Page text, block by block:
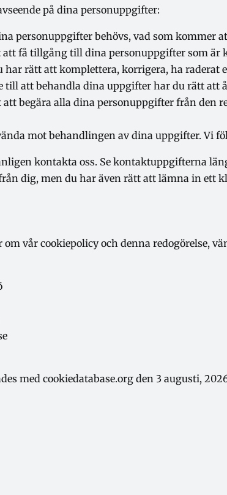
på dina personuppgifter:
personuppgifter behövs, vad som kommer
få tillgång till dina personuppgifter som är
rätt att komplettera, korrigera, ha raderat
till att behandla dina uppgifter har du rätt att
begära alla dina personuppgifter från den
mot behandlingen av dina uppgifter. Vi
kontakta oss. Se kontaktuppgifterna
dig, men du har även rätt att lämna in ett
vår cookiepolicy och denna redogörelse,
med cookiedatabase.org den 3 augusti,